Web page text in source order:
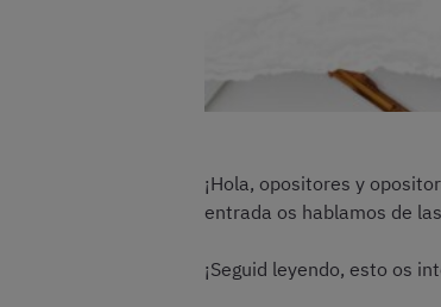
¡Hola, opositores y
entrada os hablamos de las
¡Seguid leyendo, esto os